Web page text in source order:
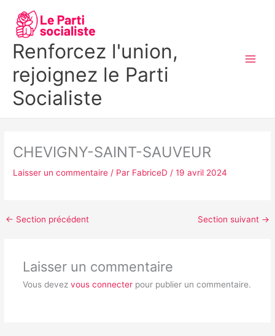
contenu
Renforcez l'union,
rejoignez le Parti
Socialiste
CHEVIGNY-SAINT-SAUVEUR
Laisser un commentaire / Par FabriceD/19 avril 2024
← Section précédent Section suivant →
Laisser un commentaire
Vous devez vous connecterpour publier un commentaire.